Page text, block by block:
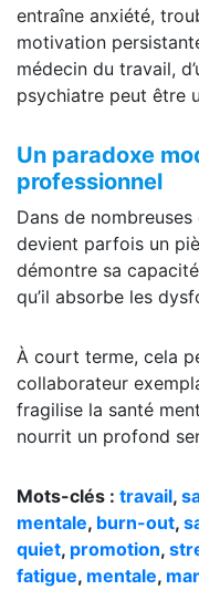
entraîne anxiété,
motivation
médecin du travail,
psychiatre peut être
Un paradoxe
professionnel
Dans de
devient parfois un
démontre sa
qu’il absorbe les
À court terme, cela
collaborateur
fragilise la santé
nourrit un profond
Mots-clés : travail,
mentale, burn-out,
quiet, promotion,
fatigue, mentale,